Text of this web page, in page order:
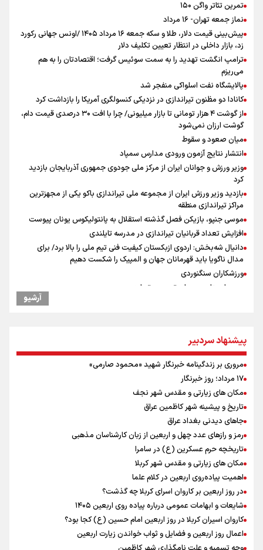
تمرین تئاتر واگن ۱۵۰
نماز جمعه تهران- ۱۶ مرداد
پیش‌بینی قیمت دلار، طلا و سکه جمعه ۱۶ مرداد ۱۴۰۵ /اونس جهانی رکورد
زد، بازار داخلی در انتظار تعیین تکلیف دلار
ترامپ انگشت تهدید را به سمت سوئیس گرفت؛ اقتصادتان را به هم
می‌ریزم
پالایشگاه نفت اسلواکی منفجر شد
کانادا دو مظنون تیراندازی در نزدیکی کنسولگری آمریکا را بازداشت کرد
از گوشت ۴ هزار تومانی تا بازار میلیونی/ چرا با افت ۳۰ درصدی قیمت دام،
گوشت ارزان نمی‌شود
میان صعود و سقوط
انتشار نتایج آزمون ورودی مدارس سمپاد
وزیر ورزش و جوانان ایران از مرکز ملی جودوی جمهوری آذربایجان بازدید
کرد
بازدید وزیر ورزش ایران از مجموعه ملی تیراندازی باکو یکی از مجهزترین
مراکز تیراندازی منطقه
موسی جنپو، بازیکن فصل گذشته استقلال به پانتولیکوس یونان پیوست
افزایش تعداد قربانیان تیراندازی در مدرسه تایلندی
دانیال شه‌بخش: اردوی ازبکستان کیفیت فنی تیم ملی را بالا برد/ برای
مدال ناگویا باید قهرمانان جهان و المپیک را شکست دهیم
ورزشکاران سنگنوردی
یمن، ایستاده در برابر تحریم و تجاوز
خطیب جمعه تهران: دشمن شکست مفتضحانه خورده و به التماس افتاده،
ادبیات باخت را هم بلد نیست
خبر سخنگوی کمیسیون امنیت از توافق در چارچوب کلی مذاکرات ایران و
عمان بر سر تنگه هرمز
محسن رضایی: اجازه باز شدن مسیر دوم در تنگه هرمز را نخواهیم داد
رئیس جمهور : آیا انجام مذاکرات باعث بروز جنگ شد؟
پزشکیان : آمریکا تلاش می‌کند همسایگان را علیه ما بسیج کند
افتتاحیه جشنواره نمايش عروسكى تهران-مبارك
آرشیو
پیشنهاد سردبیر
مروری بر زندگینامه خبرنگار شهید «محمود صارمی»
۱۷ مرداد؛ روز خبرنگار
مکان های زیارتی و مقدس شهر نجف
تاریخ و پیشینه شهر کاظمین عراق
جاهای دیدنی بغداد عراق
رمز و رازهای عدد چهل و اربعین از زبان کارشناسان مذهبی
تاریخچه حرم عسکرین (ع) در سامرا
مکان های زیارتی و مقدس شهر کربلا
اهمیت پیاده‌روی اربعین در کلام علما
در روز اربعین بر کاروان اسرای کربلا چه گذشت؟
شایعات و ابهامات عمومی درباره پیاده روی اربعین ۱۴۰۵
کاروان اسیران کربلا در روز اربعین امام حسین (ع) کجا بود؟
اعمال روز اربعین و فضایل و ثواب خواندن زیارت اربعین